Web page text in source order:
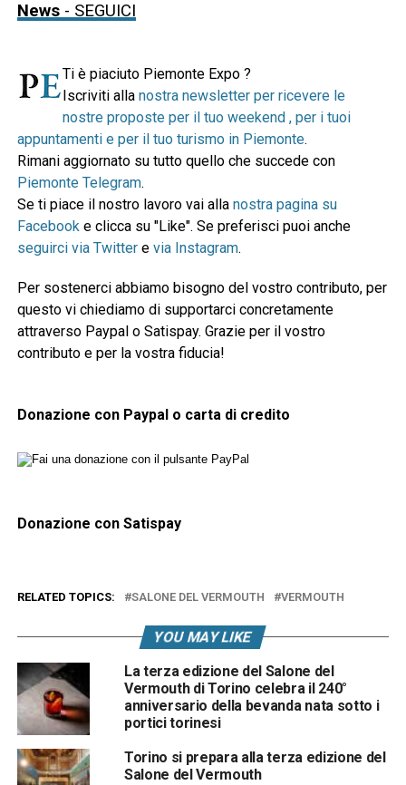
News- SEGUICI
Ti è piaciuto Piemonte Expo ?
Iscriviti alla nostra newsletter per ricevere le
nostre proposte per il tuo weekend , per i tuoi
appuntamenti e per il tuo turismo in Piemonte.
Rimani aggiornato su tutto quello che succede con
Piemonte Telegram.
Se ti piace il nostro lavoro vai alla nostra pagina su
Facebooke clicca su "Like". Se preferisci puoi anche
seguirci via Twittere via Instagram.
Per sostenerci abbiamo bisogno del vostro contributo, per
questo vi chiediamo di supportarci concretamente
attraverso Paypal o Satispay. Grazie per il vostro
contributo e per la vostra fiducia!
Donazione con Paypal o carta di credito
Donazione con Satispay
RELATED TOPICS: SALONE DEL VERMOUTH VERMOUTH
YOU MAY LIKE
La terza edizione del Salone del
Vermouth di Torino celebra il 240°
anniversario della bevanda nata sotto i
portici torinesi
Torino si prepara alla terza edizione del
Salone del Vermouth